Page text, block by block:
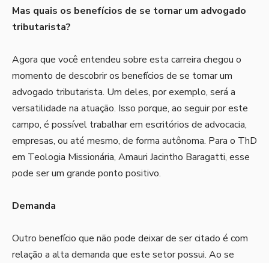
Mas quais os benefícios de se tornar um advogado
tributarista?
Agora que você entendeu sobre esta carreira chegou o
momento de descobrir os benefícios de se tornar um
advogado tributarista. Um deles, por exemplo, será a
versatilidade na atuação. Isso porque, ao seguir por este
campo, é possível trabalhar em escritórios de advocacia,
empresas, ou até mesmo, de forma autônoma. Para o ThD
em Teologia Missionária, Amauri Jacintho Baragatti, esse
pode ser um grande ponto positivo.
Demanda
Outro benefício que não pode deixar de ser citado é com
relação a alta demanda que este setor possui. Ao se